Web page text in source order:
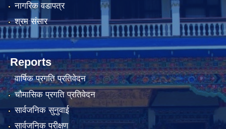
नागरिक वडापत्र
श्रम संसार
Reports
वार्षिक प्रगति प्रतिवेदन
चौमासिक प्रगति प्रतिवेदन
सार्वजनिक सुनुवाई
सार्वजनिक परीक्षण